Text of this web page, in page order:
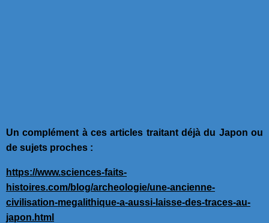
Un complément à ces articles traitant déjà du Japon ou
de sujets proches :
https://www.sciences-faits-
histoires.com/blog/archeologie/une-ancienne-
civilisation-megalithique-a-aussi-laisse-des-traces-au-
japon.html